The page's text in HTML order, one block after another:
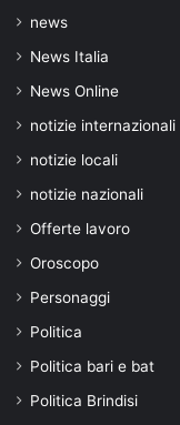
news
News Italia
News Online
notizie internazionali
notizie locali
notizie nazionali
Offerte lavoro
Oroscopo
Personaggi
Politica
Politica bari e bat
Politica Brindisi